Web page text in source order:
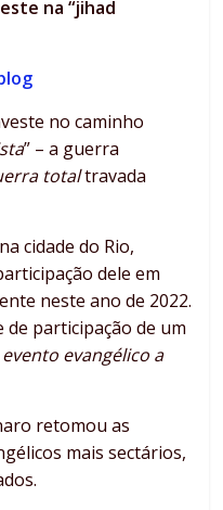
na “jihad
no caminho
” – a guerra
totaltravada
cidade do Rio,
dele em
neste ano de 2022.
participação de um
evangélico a
retomou as
mais sectários,